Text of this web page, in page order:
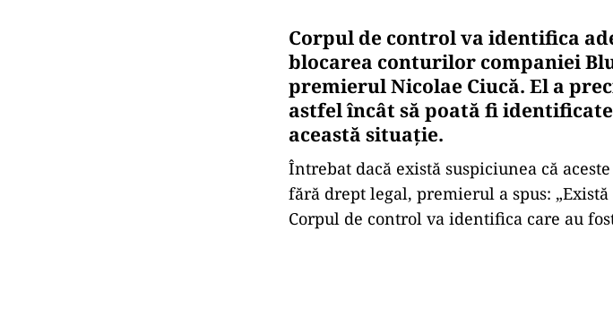
Corpul de control va identifica
blocarea conturilor companiei
premierul Nicolae Ciucă. El a
astfel încât să poată fi
această situaţie.
Întrebat dacă există suspiciunea că
fără drept legal, premierul a spus:
Corpul de control va identifica care au